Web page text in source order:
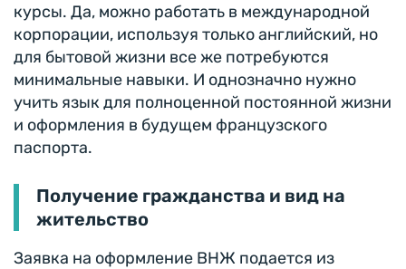
курсы. Да, можно работать в международной
корпорации, используя только английский, но
для бытовой жизни все же потребуются
минимальные навыки. И однозначно нужно
учить язык для полноценной постоянной жизни
и оформления в будущем французского
паспорта.
Получение гражданства и вид на
жительство
Заявка на оформление ВНЖ подается из